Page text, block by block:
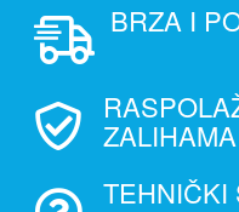
BRZA I
ZALIHAMA
TEHNIČKI